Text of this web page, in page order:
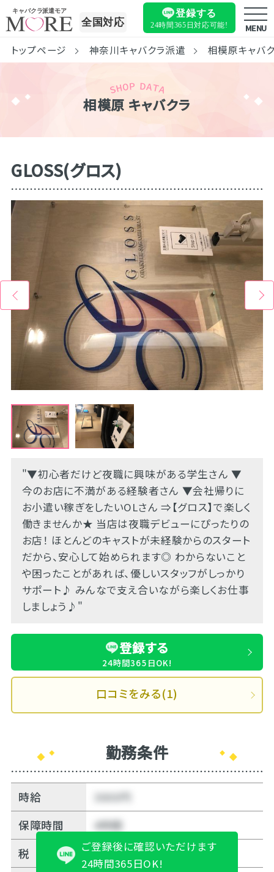
キャバクラ派遣モア
全国対応
登録する
24時間365日対応可能! MENU
トップページ 神奈川キャバクラ派遣 相模原キャバ
相模原 キャバクラ
GLOSS(グロス)
"▼初心者だけど夜職に興味がある学生さん ▼
今のお店に不満がある経験者さん ▼会社帰りに
お小遣い稼ぎをしたいOLさん ⇒【グロス】で楽しく
働きませんか★ 当店は夜職デビューにぴったりの
お店！ ほとんどのキャストが未経験からのスタート
だから、安心して始められます◎ わからないこと
や困ったことがあれば、優しいスタッフがしっかり
サポート♪ みんなで支え合いながら楽しくお仕事
しましょう♪"
登録する
24時間365日OK!
口コミをみる(1)
勤務条件
時給
3000円
保障時間
4時間
税
10%
ご登録後に確認いただけます
24時間365日OK!